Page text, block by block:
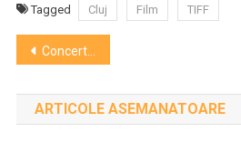
Tagged Cluj Film TIFF
Navigare
în
articole
Concertul Școlii clujene de chitară clasică
ARTICOLE ASEMANATOARE